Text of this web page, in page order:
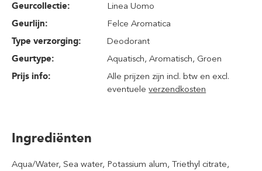
Geurcollectie:
Linea Uomo
Geurlijn:
Felce Aromatica
Type verzorging:
Deodorant
Geurtype:
Aquatisch, Aromatisch, Groen
Prijs info:
Alle prijzen zijn incl. btw en excl.
eventueleverzendkosten
Ingrediënten
Aqua/Water, Sea water, Potassium alum, Triethyl citrate,